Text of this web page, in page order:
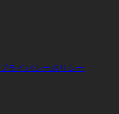
プライバシーポリシー